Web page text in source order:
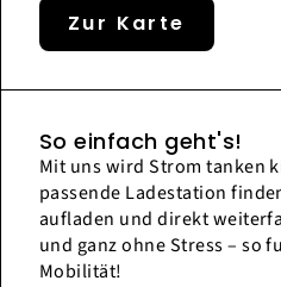
Zur Karte
So einfach geht's!
Mit uns wird Strom tanken
passende Ladestation
aufladen und direkt
und ganz ohne Stress – so
Mobilität!